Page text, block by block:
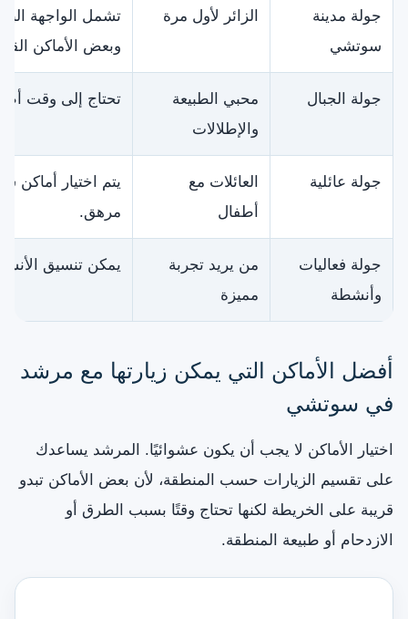
جولة مدينة
سوتشي
الزائر لأول مرة
تشمل الواجهة
وبعض الأماكن
جولة الجبال
محبي الطبيعة
والإطلالات
تحتاج إلى وقت
جولة عائلية
العائلات مع
أطفال
يتم اختيار أماكن
مرهق.
جولة فعاليات
وأنشطة
من يريد تجربة
مميزة
يمكن تنسيق
أفضل الأماكن التي يمكن زيارتها مع مرشد
في سوتشي
اختيار الأماكن لا يجب أن يكون عشوائيًا. المرشد يساعدك
على تقسيم الزيارات حسب المنطقة، لأن بعض الأماكن تبدو
قريبة على الخريطة لكنها تحتاج وقتًا بسبب الطرق أو
الازدحام أو طبيعة المنطقة.